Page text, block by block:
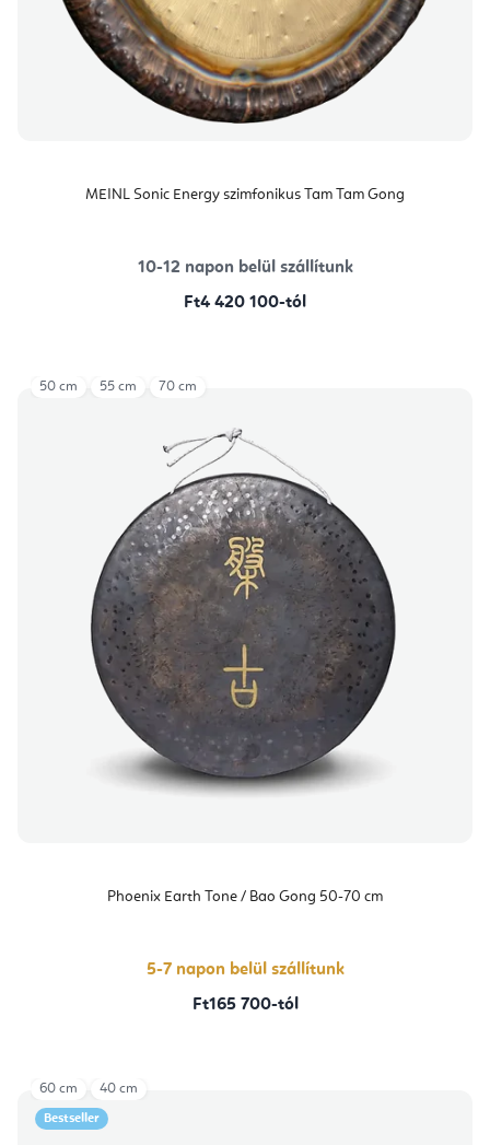
MEINL Sonic Energy szimfonikus Tam Tam Gong
10-12 napon belül szállítunk
Ft4 420 100-tól
Phoenix Earth Tone / Bao Gong 50-70 cm
5-7 napon belül szállítunk
Ft165 700-tól
50 cm 55 cm 70 cm
Bestseller
60 cm 40 cm